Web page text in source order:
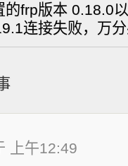
的frp版本 0.18.0
连接失败，万
上午12:49